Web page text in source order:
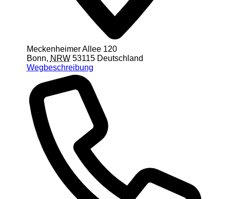
Meckenheimer Allee 120
Bonn, NRW 53115 Deutschland
Wegbeschreibung